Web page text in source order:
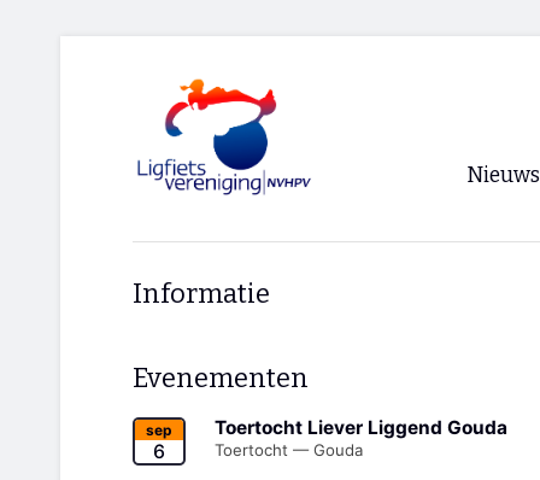
Nieuws
Informatie
Evenementen
sep
6
Toertocht Liever Liggend Gouda
Toertocht — Gouda